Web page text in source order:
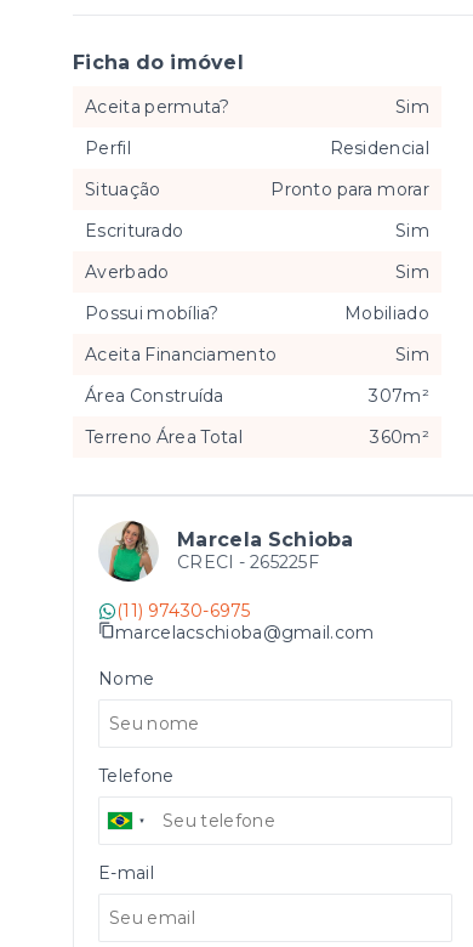
Ficha do imóvel
Aceita permuta?
Sim
Perfil
Residencial
Situação
Pronto para morar
Escriturado
Sim
Averbado
Sim
Possui mobília?
Mobiliado
Aceita Financiamento
Sim
Área Construída
307m²
Terreno Área Total
360m²
Marcela Schioba
CRECI - 265225F
(11) 97430-6975
marcelacschioba@gmail.com
Nome
Telefone
E-mail